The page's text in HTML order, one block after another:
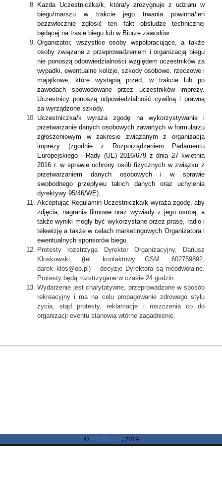
Każda Uczestniczka/k, która/y zrezygnuje z udziału w
biegu/marszu w trakcie jego trwania powinna/ien
bezzwłocznie zgłosić ten fakt obsłudze technicznej
będącej na trasie biegu lub w Biurze zawodów.
Organizator, wszystkie osoby współpracujące, a także
osoby związane z przeprowadzeniem i organizacją biegu
nie ponoszą odpowiedzialności względem uczestników za
wypadki, ewentualne kolizje, szkody osobowe, rzeczowe i
majątkowe, które wystąpią przed, w trakcie lub po
zawodach spowodowane przez uczestników imprezy.
Uczestnicy ponoszą odpowiedzialność cywilną i prawną
za wyrządzone szkody.
Uczestniczka/k wyraża zgodę na wykorzystywanie i
przetwarzanie danych osobowych zawartych w formularzu
zgłoszeniowym w zakresie związanym z organizacją
imprezy (zgodnie z Rozporządzeniem Parlamentu
Europejskiego i Rady (UE) 2016/679 z dnia 27 kwietnia
2016 r. w sprawie ochrony osób fizycznych w związku z
przetwarzaniem danych osobowych i w sprawie
swobodnego przepływu takich danych oraz uchylenia
dyrektywy 95/46/WE).
Akceptując Regulamin Uczestniczka/k wyraża zgodę, aby
zdjęcia, nagrania filmowe oraz wywiady z jego osobą, a
także wyniki mogły być wykorzystane przez prasę, radio i
telewizję a także w celach marketingowych Organizatora i
ewentualnych sponsorów biegu.
Protesty rozstrzyga Dyrektor Organizacyjny, Dariusz
Kloskowski, (tel. kontaktowy GSM: 602759892,
darek_klos@op.pl) – decyzje Dyrektora są nieodwołalne.
Protesty będą rozstrzygane w czasie 24 godzin.
Wydarzenie jest charytatywne, przeprowadzone w sposób
rekreacyjny i ma na celu propagowanie zdrowego stylu
życia, stąd protesty, reklamacje i roszczenia co do
organizacji eventu stanowią wtórne zagadnienie.
© HERKULES, 2019